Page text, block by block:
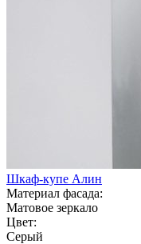
Шкаф-купе Алин
Материал фасада:
Матовое зеркало
Цвет:
Серый